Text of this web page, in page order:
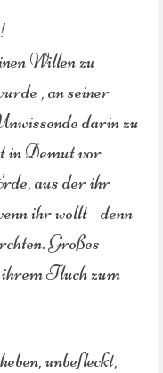
Willen zu
, an seiner
darin zu
in Demut vor
aus der ihr
ihr wollt - denn
Großes
Fluch zum
unbefleckt,